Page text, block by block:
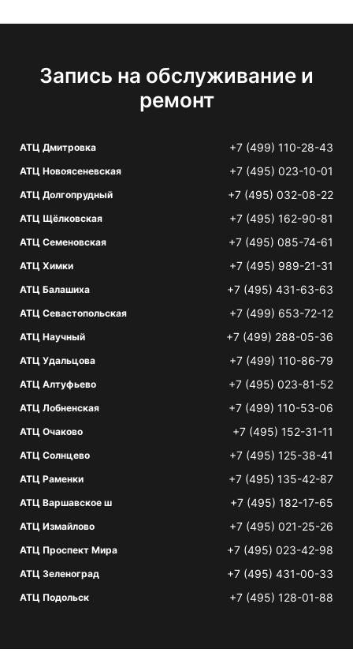
Запись на обслуживание и
ремонт
АТЦ Дмитровка +7 (499) 110-28-43
АТЦ Новоясеневская +7 (495) 023-10-01
АТЦ Долгопрудный +7 (495) 032-08-22
АТЦ Щёлковская +7 (495) 162-90-81
АТЦ Семеновская +7 (495) 085-74-61
АТЦ Химки +7 (495) 989-21-31
АТЦ Балашиха +7 (495) 431-63-63
АТЦ Севастопольская +7 (499) 653-72-12
АТЦ Научный +7 (499) 288-05-36
АТЦ Удальцова +7 (499) 110-86-79
АТЦ Алтуфьево +7 (495) 023-81-52
АТЦ Лобненская +7 (499) 110-53-06
АТЦ Очаково +7 (495) 152-31-11
АТЦ Солнцево +7 (495) 125-38-41
АТЦ Раменки +7 (495) 135-42-87
АТЦ Варшавское ш +7 (495) 182-17-65
АТЦ Измайлово +7 (495) 021-25-26
АТЦ Проспект Мира +7 (495) 023-42-98
АТЦ Зеленоград +7 (495) 431-00-33
АТЦ Подольск +7 (495) 128-01-88